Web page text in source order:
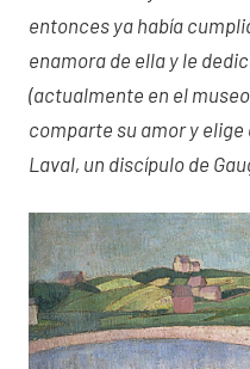
entonces ya había
enamora de ella y le
(actualmente en el
comparte su amor y
Laval, un discípulo de